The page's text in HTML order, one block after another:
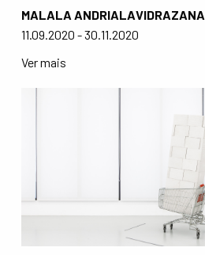
MALALA ANDRIALAVIDRAZANA
11.09.2020 - 30.11.2020
Ver mais